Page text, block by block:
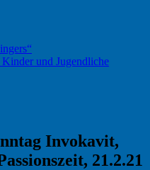
und Jugendliche
Invokavit,
21.2.21